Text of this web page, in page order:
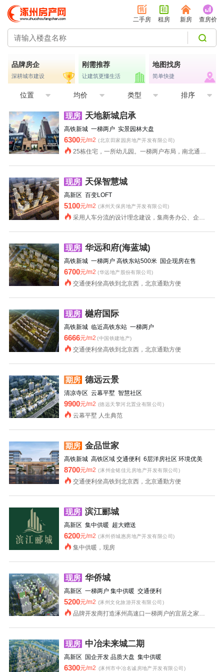
二手房 租房 新房 查房价
品牌房企
深耕城市建设
刚需推荐
让建筑更懂生活
地图找房
简单快捷
位置 均价 类型 排序
现房 天地新城启承
高铁新城 一梯两户 实景园林大盘
6300元/m2 (北京田家园房地产开发有限公司)
25栋住宅，一所幼儿园。一梯两户布局，南北通透，格局好，公摊小，实用，舒适度高；社区园采用坡地园林，35%绿化率，环境优美。
现房 天保智慧城
高新区 百变LOFT
5100元/m2 (涿州天保房地产开发有限公司)
采用人车分流的设计理念建设，集商务办公、企业总部办公、商业、微影吧、餐饮、会议于一体。项目共分两期开发，一期为3至7号楼外加部分商业，其余楼栋为二期建设。
现房 华远和府(海蓝城)
高铁新城 一梯两户 高铁东站500米 国企现房在售
6700元/m2 (华远地产股份有限公司)
交通便利坐高铁到北京西，北京通勤方便
现房 樾府国际
高铁新城 临近高铁东站 一梯两户
6666元/m2 (中国铁建地产)
交通便利坐高铁到北京西，北京通勤方便
期房 德远云景
清凉寺区 云幕平墅 智慧社区
9900元/m2 (德远天擎河北置业有限公司)
云幕平墅 人生典范
期房 金品世家
高铁新城 高铁区域 交通便利 6层洋房社区 环境优美
8700元/m2 (涿州金铭佳元房地产开发有限公司)
交通便利坐高铁到北京西，北京通勤方便
现房 滨江郦城
高新区 集中供暖 超大赠送
6200元/m2 (涿州侨城惠房地产开发有限公司)
集中供暖，现房
现房 华侨城
高新区 一梯两户 集中供暖 交通便利
5200元/m2 (涿州文化旅游开发有限公司)
品牌开发商打造涿州高速口一梯两户的宜居之家，集中供暖更舒适。
现房 中冶未来城二期
高新区 国企开发 品质大盘 集中供暖
6300元/m2 (涿州市中冶名诚房地产开发有限公司)